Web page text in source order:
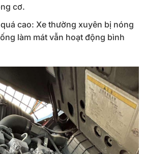
cơ.
cao: Xe thường xuyên bị nóng
làm mát vẫn hoạt động bình